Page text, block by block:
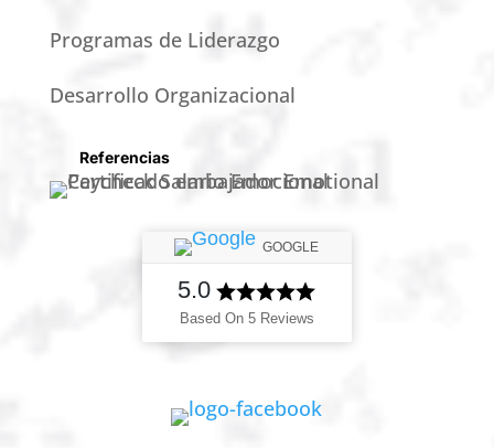
Programas de Liderazgo
Desarrollo Organizacional
Referencias
GOOGLE
5.0
Based On 5 Reviews